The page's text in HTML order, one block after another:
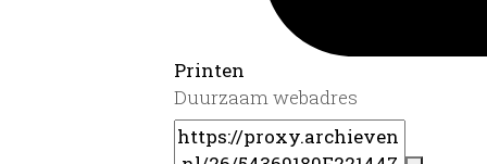
Printen
Duurzaam webadres